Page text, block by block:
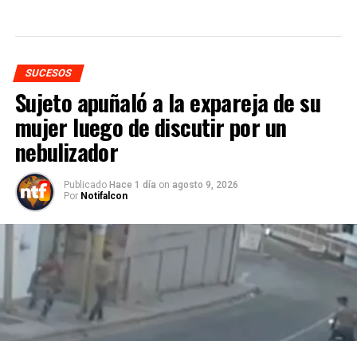
SUCESOS
Sujeto apuñaló a la expareja de su
mujer luego de discutir por un
nebulizador
Publicado Hace 1 día on agosto 9, 2026
Por Notifalcon